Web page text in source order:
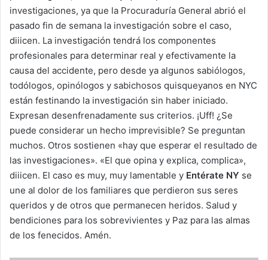
investigaciones, ya que la Procuraduría General abrió el
pasado fin de semana la investigación sobre el caso,
diiicen. La investigación tendrá los componentes
profesionales para determinar real y efectivamente la
causa del accidente, pero desde ya algunos sabiólogos,
todólogos, opinólogos y sabichosos quisqueyanos en NYC
están festinando la investigación sin haber iniciado.
Expresan desenfrenadamente sus criterios. ¡Uff! ¿Se
puede considerar un hecho imprevisible? Se preguntan
muchos. Otros sostienen «hay que esperar el resultado de
las investigaciones». «El que opina y explica, complica»,
diiicen. El caso es muy, muy lamentable y Entérate NY se
une al dolor de los familiares que perdieron sus seres
queridos y de otros que permanecen heridos. Salud y
bendiciones para los sobrevivientes y Paz para las almas
de los fenecidos. Amén.